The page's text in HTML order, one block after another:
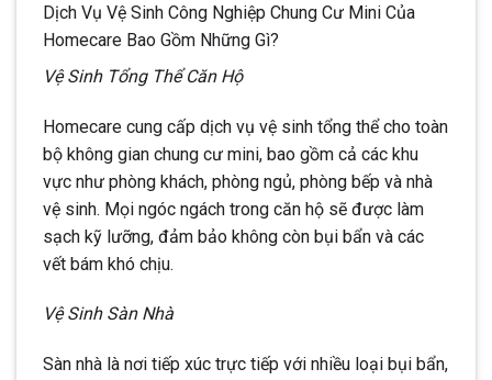
Dịch Vụ Vệ Sinh Công Nghiệp Chung Cư Mini Của
Homecare Bao Gồm Những Gì?
Vệ Sinh Tổng Thể Căn Hộ
Homecare cung cấp dịch vụ vệ sinh tổng thể cho toàn
bộ không gian chung cư mini, bao gồm cả các khu
vực như phòng khách, phòng ngủ, phòng bếp và nhà
vệ sinh. Mọi ngóc ngách trong căn hộ sẽ được làm
sạch kỹ lưỡng, đảm bảo không còn bụi bẩn và các
vết bám khó chịu.
Vệ Sinh Sàn Nhà
Sàn nhà là nơi tiếp xúc trực tiếp với nhiều loại bụi bẩn,